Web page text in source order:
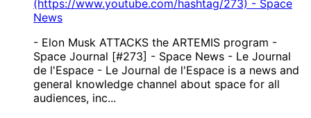
(https://www.youtube.com/hashtag/273) - Space
News
- Elon Musk ATTACKS the ARTEMIS program -
Space Journal [#273] - Space News - Le Journal
de l'Espace - Le Journal de l'Espace is a news and
general knowledge channel about space for all
audiences, inc...